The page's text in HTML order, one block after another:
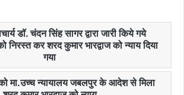
डॉ. चंदन सिंह सागर द्वारा जारी किये गये
निरस्त कर शरद कुमार भारद्वाज को न्याय दिया
गया
को मा.उच्च न्यायालय जबलपुर के आदेश से मिला